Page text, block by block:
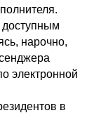
нарочно,
электронной
в